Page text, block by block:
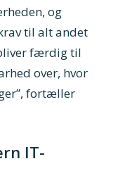
og
til alt andet
færdig til
over, hvor
fortæller
IT-